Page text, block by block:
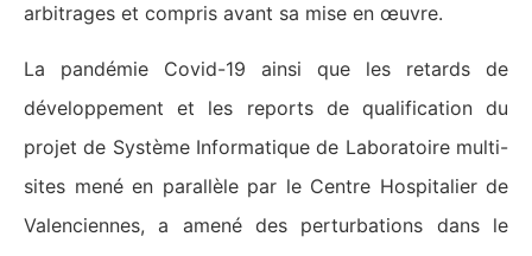
arbitrages et compris avant sa mise en œuvre.
La pandémie Covid-19 ainsi que les retards de
développement et les reports de qualification du
projet de Système Informatique de Laboratoire multi-
sites mené en parallèle par le Centre Hospitalier de
Valenciennes, a amené des perturbations dans le